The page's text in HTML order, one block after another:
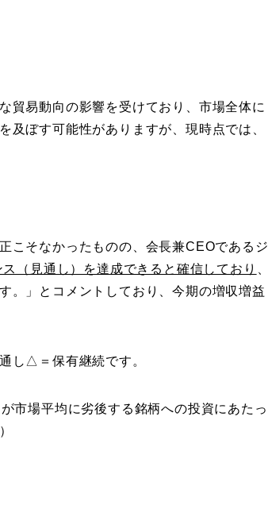
貿易動向の影響を受けており、市場全体に
及ぼす可能性がありますが、現時点では、
こそなかったものの、会長兼CEOであるジ
（見通し）を達成できると確信しており
。」とコメントしており、今期の増収増益
し△＝保有継続です。
市場平均に劣後する銘柄への投資にあたっ